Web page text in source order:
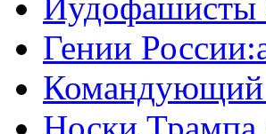
Гении